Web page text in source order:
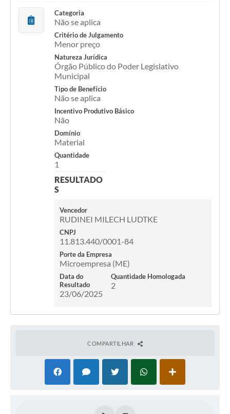
Categoria
Não se aplica
Critério de Julgamento
Menor preço
Natureza Jurídica
Órgão Público do Poder Legislativo
Municipal
Tipo de Benefício
Não se aplica
Incentivo Produtivo Básico
Não
Domínio
Material
Quantidade
1
RESULTADO
S
Vencedor
RUDINEI MILECH LUDTKE
CNPJ
11.813.440/0001-84
Porte da Empresa
Microempresa (ME)
Data do
Resultado
23/06/2025
Quantidade Homologada
2
COMPARTILHAR